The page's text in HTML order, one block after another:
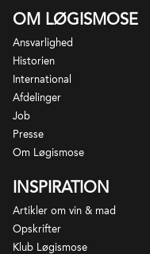
OM LØGISMOSE
Ansvarlighed
Historien
International
Afdelinger
Job
Presse
Om Løgismose
INSPIRATION
Artikler om vin & mad
Opskrifter
Klub Løgismose